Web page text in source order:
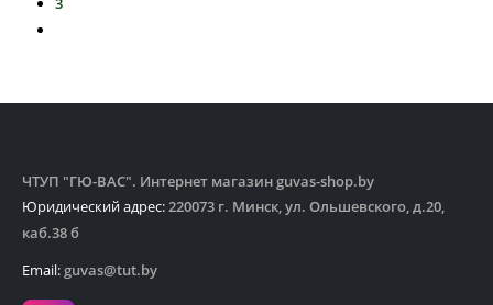
ЧТУП "ГЮ-ВАС". Интернет магазин guvas-shop.by
Юридический адрес:220073 г. Минск, ул. Ольшевского, д.20,
каб.38 б
Email:guvas@tut.by